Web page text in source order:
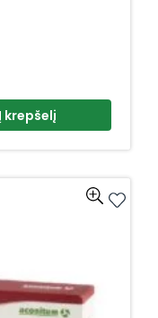
kaps. N60
Į krepšelį